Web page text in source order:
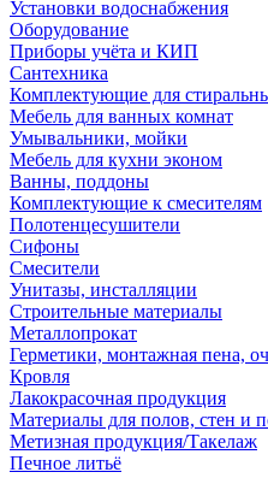
Установки водоснабжения
Оборудование
Приборы учёта и КИП
Сантехника
Комплектующие для
Мебель для ванных комнат
Умывальники, мойки
Мебель для кухни эконом
Ванны, поддоны
Комплектующие к смесителям
Полотенцесушители
Сифоны
Смесители
Унитазы, инсталляции
Строительные материалы
Металлопрокат
Герметики, монтажная пена,
Кровля
Лакокрасочная продукция
Материалы для полов, стен и
Метизная продукция/Такелаж
Печное литьё